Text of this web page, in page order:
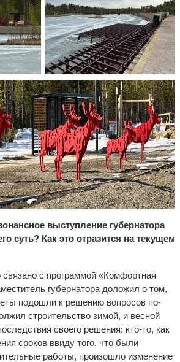
выступление губернатора
суть? Как это отразится на текущем
с программой «Комфортная
губернатора доложил о том,
подошли к решению вопросов по-
строительство зимой, и весной
своего решения; кто-то, как
сроков ввиду того, что были
работы, произошло изменение